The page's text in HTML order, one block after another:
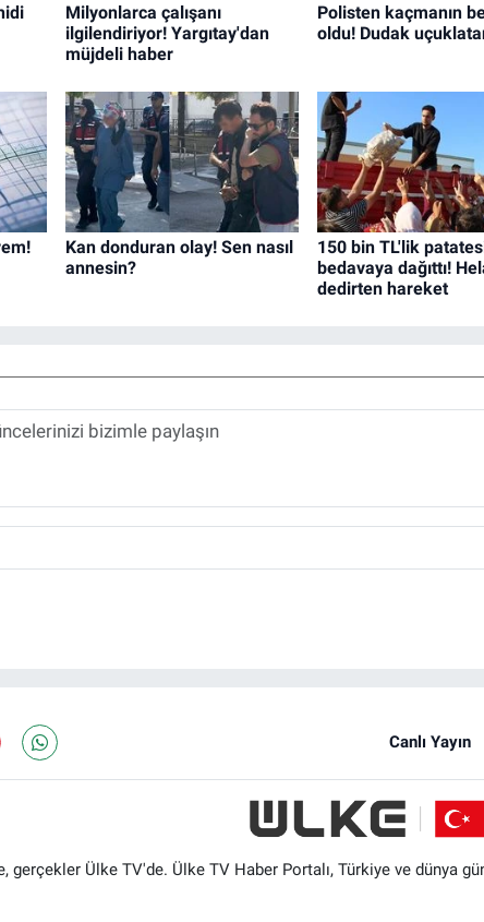
Milyonlarca çalışanı
ilgilendiriyor! Yargıtay'dan
müjdeli haber
Polisten kaçmanın
oldu! Dudak
Kan donduran olay! Sen nasıl
annesin?
150 bin TL'lik
bedavaya dağıttı!
dedirten hareket
Canlı Yayın
gerçekler Ülke TV'de. Ülke TV Haber Portalı, Türkiye ve dünya